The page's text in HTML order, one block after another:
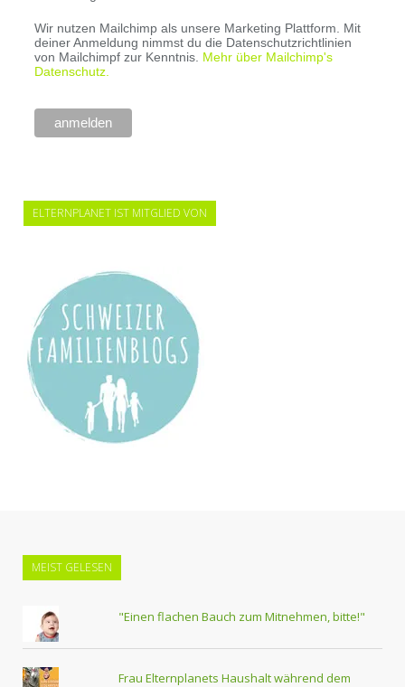
Wir nutzen Mailchimp als unsere Marketing Plattform. Mit
deiner Anmeldung nimmst du die Datenschutzrichtlinien
von Mailchimpf zur Kenntnis. Mehr über Mailchimp's
Datenschutz.
ELTERNPLANET IST MITGLIED VON
MEIST GELESEN
"Einen flachen Bauch zum Mitnehmen, bitte!"
Frau Elternplanets Haushalt während dem